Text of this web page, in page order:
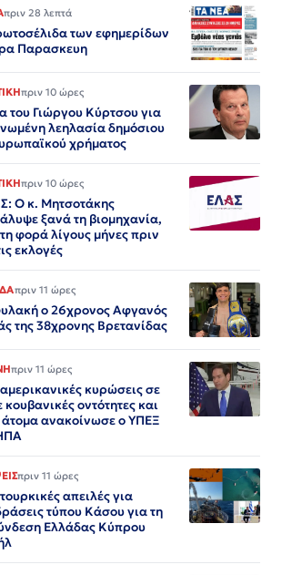
πριν 28 λεπτά
των εφημερίδων
Παρασκευη
πριν 10 ώρες
του Γιώργου Κύρτσου για
λεηλασία δημόσιου
χρήματος
πριν 10 ώρες
Ο κ. Μητσοτάκης
ξανά τη βιομηχανία,
φορά λίγους μήνες πριν
εκλογές
πριν 11 ώρες
ο 26χρονος Αφγανός
της 38χρονης Βρετανίδας
πριν 11 ώρες
κυρώσεις σε
κουβανικές οντότητες και
ανακοίνωσε ο ΥΠΕΞ
πριν 11 ώρες
απειλές για
τύπου Κάσου για τη
Ελλάδας Κύπρου